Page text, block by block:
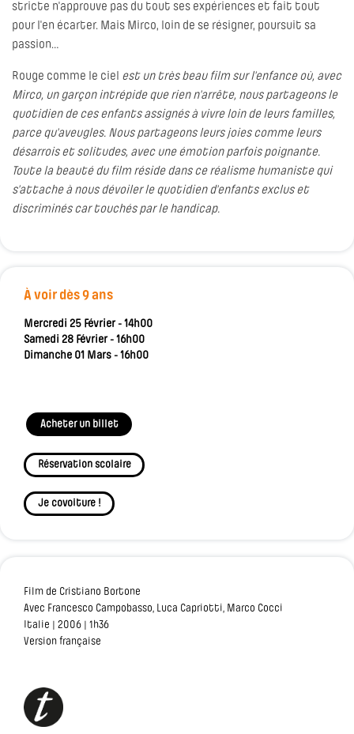
stricte n'approuve pas du tout ses expériences et fait tout
pour l'en écarter. Mais Mirco, loin de se résigner, poursuit sa
passion…
Rouge comme le ciel est un très beau film sur l'enfance où, avec
Mirco, un garçon intrépide que rien n'arrête, nous partageons le
quotidien de ces enfants assignés à vivre loin de leurs familles,
parce qu'aveugles. Nous partageons leurs joies comme leurs
désarrois et solitudes, avec une émotion parfois poignante.
Toute la beauté du film réside dans ce réalisme humaniste qui
s'attache à nous dévoiler le quotidien d'enfants exclus et
discriminés car touchés par le handicap.
À voir dès 9 ans
Mercredi 25 Février - 14h00
Samedi 28 Février - 16h00
Dimanche 01 Mars - 16h00
Acheter un billet
Réservation scolaire
Je covoiture !
Film de Cristiano Bortone
Avec Francesco Campobasso, Luca Capriotti, Marco Cocci
Italie | 2006 | 1h36
Version française